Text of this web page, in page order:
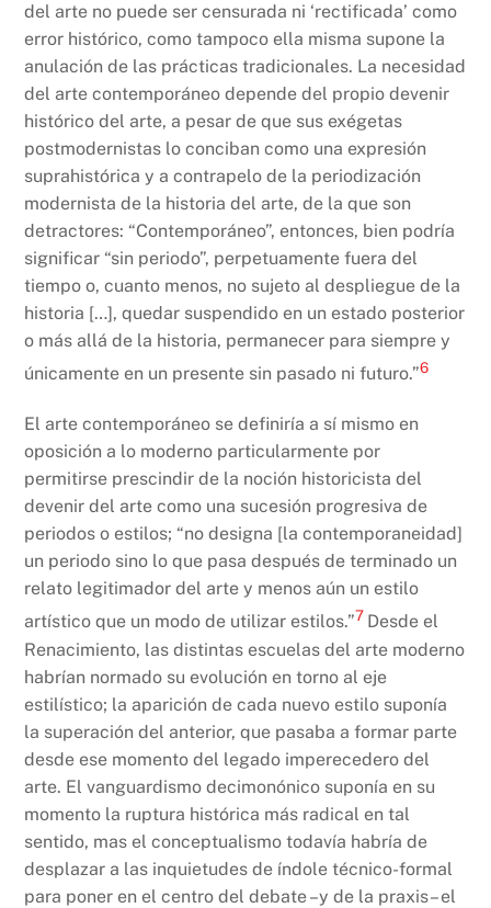
del arte no puede ser censurada ni ‘rectificada’ como
error histórico, como tampoco ella misma supone la
anulación de las prácticas tradicionales. La necesidad
del arte contemporáneo depende del propio devenir
histórico del arte, a pesar de que sus exégetas
postmodernistas lo conciban como una expresión
suprahistórica y a contrapelo de la periodización
modernista de la historia del arte, de la que son
detractores: “Contemporáneo”, entonces, bien podría
significar “sin periodo”, perpetuamente fuera del
tiempo o, cuanto menos, no sujeto al despliegue de la
historia […], quedar suspendido en un estado posterior
o más allá de la historia, permanecer para siempre y
únicamente en un presente sin pasado ni futuro.”6
El arte contemporáneo se definiría a sí mismo en
oposición a lo moderno particularmente por
permitirse prescindir de la noción historicista del
devenir del arte como una sucesión progresiva de
periodos o estilos; “no designa [la contemporaneidad]
un periodo sino lo que pasa después de terminado un
relato legitimador del arte y menos aún un estilo
artístico que un modo de utilizar estilos.”7 Desde el
Renacimiento, las distintas escuelas del arte moderno
habrían normado su evolución en torno al eje
estilístico; la aparición de cada nuevo estilo suponía
la superación del anterior, que pasaba a formar parte
desde ese momento del legado imperecedero del
arte. El vanguardismo decimonónico suponía en su
momento la ruptura histórica más radical en tal
sentido, mas el conceptualismo todavía habría de
desplazar a las inquietudes de índole técnico-formal
para poner en el centro del debate –y de la praxis– el